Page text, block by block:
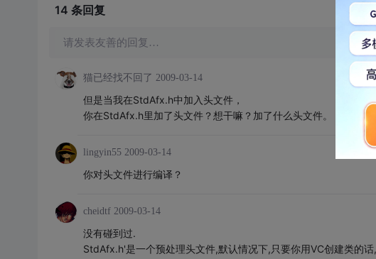
14 条回复
请发表友善的回复…
猫已经找不回了 2009-03-14
但是当我在StdAfx.h中加入头文件，
你在StdAfx.h里加了头文件？想干嘛？加了什么头文件。
lingyin55 2009-03-14
你对头文件进行编译？
cheidtf 2009-03-14
没有碰到过.
StdAfx.h'是一个预处理头文件,默认情况下,只要你用VC创建类的